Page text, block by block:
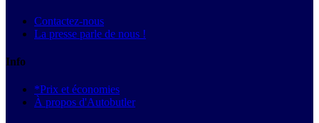
Contactez-nous
La presse parle de nous !
Info
*Prix et économies
À propos d'Autobutler